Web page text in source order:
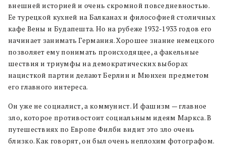
внешней историей и очень скромной повседневностью.
Ее турецкой кухней на Балканах и философией столичных
кафе Вены и Будапешта. Но на рубеже 1932-1933 годов его
начинает занимать Германия. Хорошее знание немецкого
позволяет ему понимать происходящее, а факельные
шествия и триумфы на демократических выборах
нацисткой партии делают Берлин и Мюнхен предметом
его главного интереса.
Он уже не социалист, а коммунист. И фашизм — главное
зло, которое противостоит социальным идеям Маркса. В
путешествиях по Европе Филби видит это зло очень
близко. Как говорят, он был очень неплохим фотографом.